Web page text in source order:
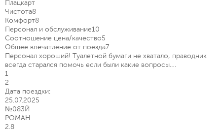
Плацкарт
Чистота8
Комфорт8
Персонал и обслуживание10
Соотношение цена/качество5
Общее впечатление от поезда7
Персонал хороший! Туалетной бумаги не хватало, праводник
всегда старался помочь если были какие вопросы….
1
2
Дата поездки:
25.07.2025
№083Й
РОМАН
2.8